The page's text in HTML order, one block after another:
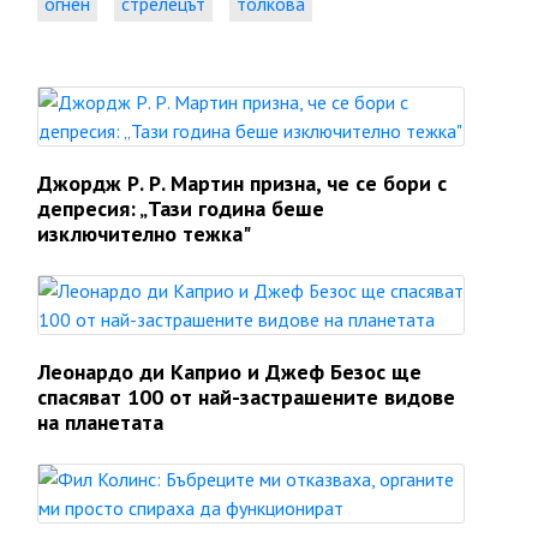
Джордж Р. Р. Мартин призна, че се бори с
депресия: „Тази година беше
изключително тежка"
Леонардо ди Каприо и Джеф Безос ще
спасяват 100 от най-застрашените видове
на планетата